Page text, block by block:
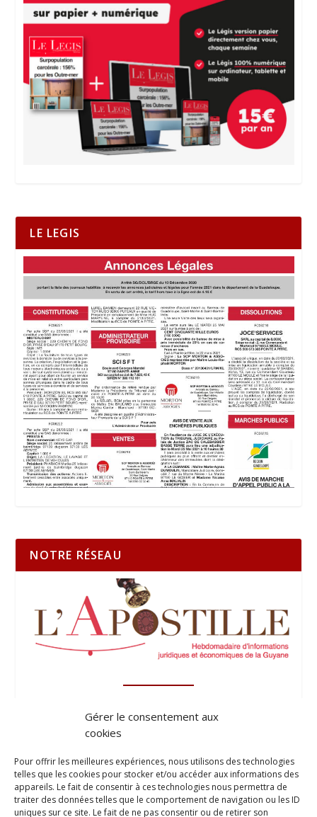
Gérer le consentement aux
cookies
Pour offrir les meilleures expériences, nous utilisons des technologies
telles que les cookies pour stocker et/ou accéder aux informations des
appareils. Le fait de consentir à ces technologies nous permettra de
traiter des données telles que le comportement de navigation ou les ID
uniques sur ce site. Le fait de ne pas consentir ou de retirer son
LE LEGIS
NOTRE RÉSEAU